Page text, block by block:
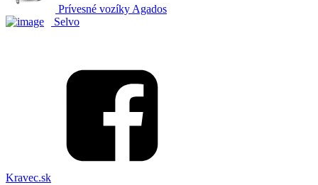
Prívesné vozíky Agados
Selvo
Kravec.sk